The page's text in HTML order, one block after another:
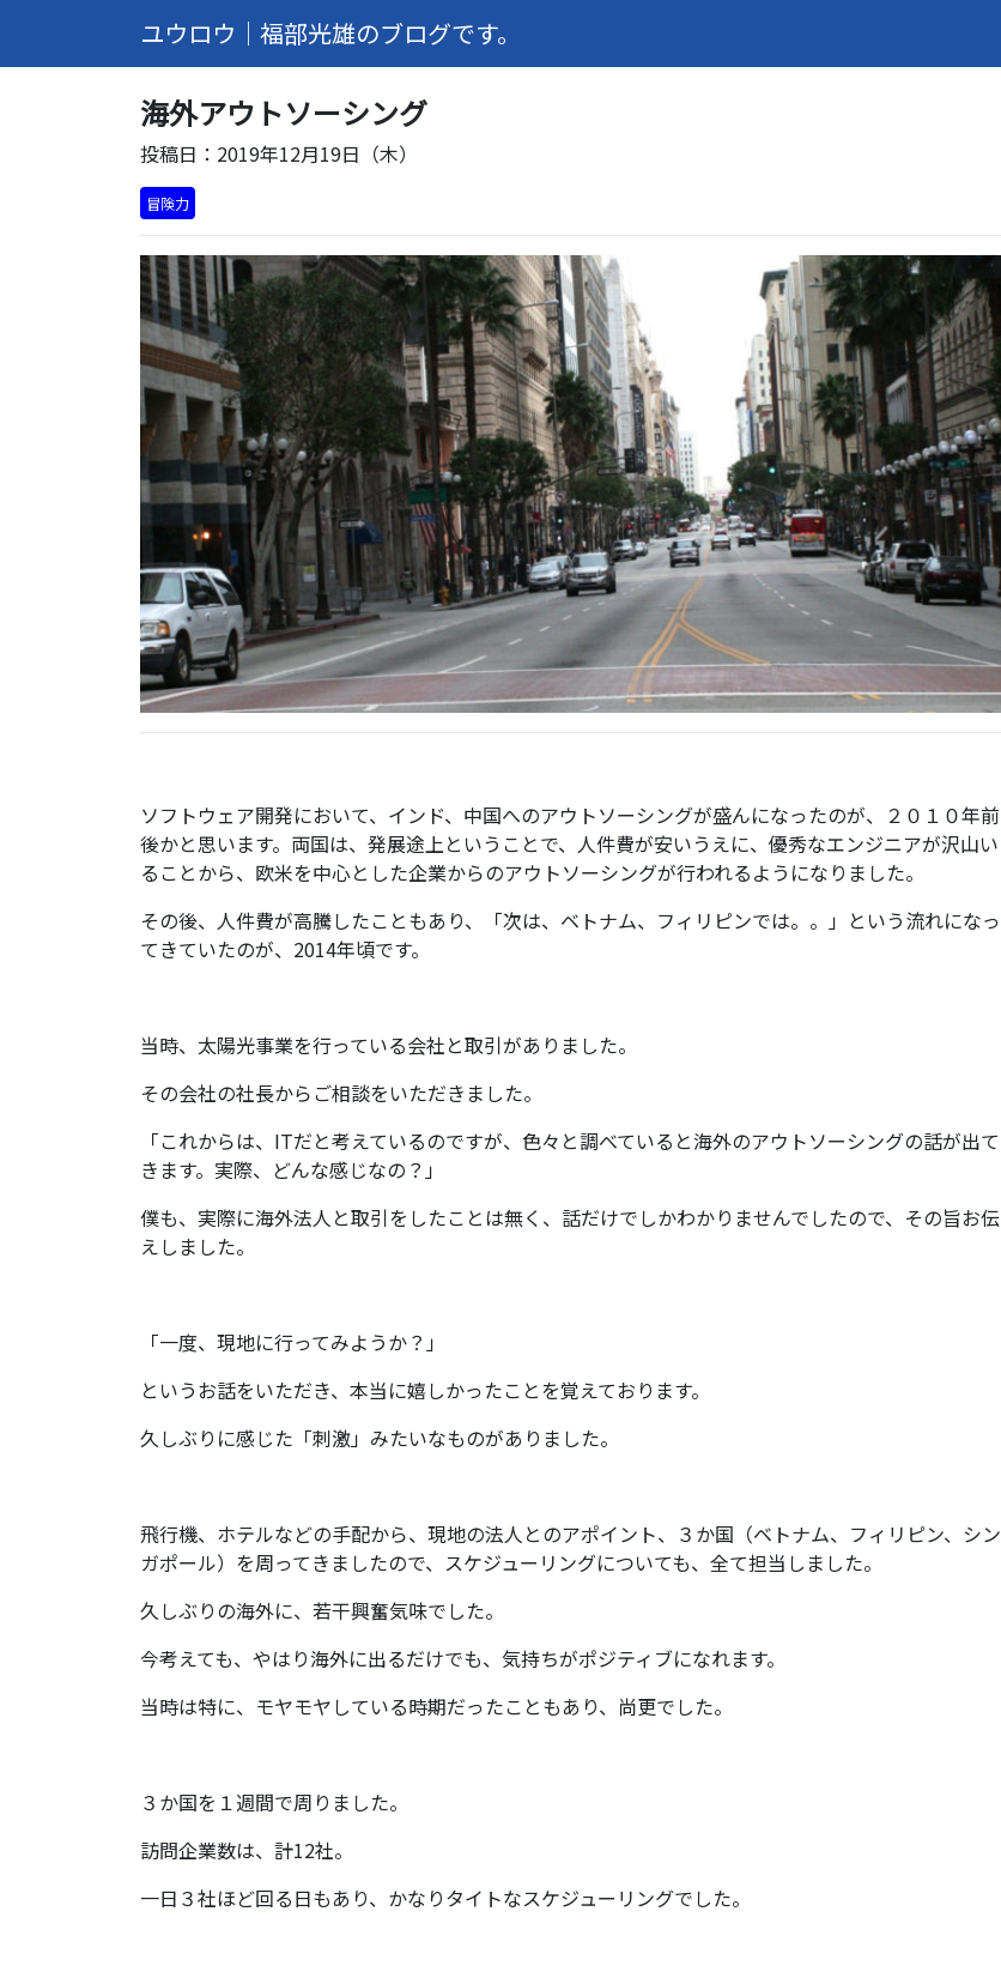
ユウロウ｜福部光雄のブログです。
海外アウトソーシング
投稿日：2019年12月19日（木）
冒険力
ソフトウェア開発において、インド、中国へのアウトソーシングが盛んになったのが、２０１０年前
後かと思います。両国は、発展途上ということで、人件費が安いうえに、優秀なエンジニアが沢山い
ることから、欧米を中心とした企業からのアウトソーシングが行われるようになりました。
その後、人件費が高騰したこともあり、「次は、ベトナム、フィリピンでは。。」という流れになっ
てきていたのが、2014年頃です。
当時、太陽光事業を行っている会社と取引がありました。
その会社の社長からご相談をいただきました。
「これからは、ITだと考えているのですが、色々と調べていると海外のアウトソーシングの話が出て
きます。実際、どんな感じなの？」
僕も、実際に海外法人と取引をしたことは無く、話だけでしかわかりませんでしたので、その旨お伝
えしました。
「一度、現地に行ってみようか？」
というお話をいただき、本当に嬉しかったことを覚えております。
久しぶりに感じた「刺激」みたいなものがありました。
飛行機、ホテルなどの手配から、現地の法人とのアポイント、３か国（ベトナム、フィリピン、シン
ガポール）を周ってきましたので、スケジューリングについても、全て担当しました。
久しぶりの海外に、若干興奮気味でした。
今考えても、やはり海外に出るだけでも、気持ちがポジティブになれます。
当時は特に、モヤモヤしている時期だったこともあり、尚更でした。
３か国を１週間で周りました。
訪問企業数は、計12社。
一日３社ほど回る日もあり、かなりタイトなスケジューリングでした。